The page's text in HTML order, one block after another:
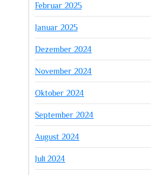
Februar 2025
Januar 2025
Dezember 2024
November 2024
Oktober 2024
September 2024
August 2024
Juli 2024